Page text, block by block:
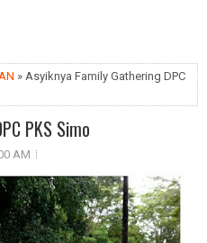
» Asyiknya Family Gathering DPC
PKS Simo
AM